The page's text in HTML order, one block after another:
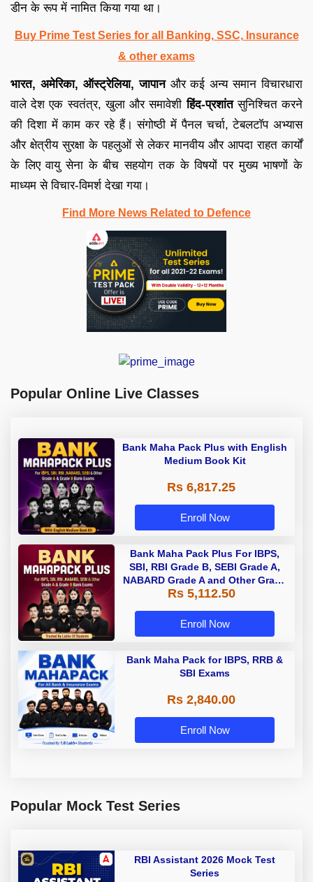
डीन के रूप में नामित किया गया था।
Buy Prime Test Series for all Banking, SSC, Insurance
& other exams
भारत, अमेरिका, ऑस्ट्रेलिया, जापानऔर कई अन्य समान विचारधारा
वाले देश एक स्वतंत्र, खुला और समावेशीहिंद-प्रशांतसुनिश्चित करने
की दिशा में काम कर रहे हैं। संगोष्ठी में पैनल चर्चा, टेबलटॉप अभ्यास
और क्षेत्रीय सुरक्षा के पहलुओं से लेकर मानवीय और आपदा राहत कार्यों
के लिए वायु सेना के बीच सहयोग तक के विषयों पर मुख्य भाषणों के
माध्यम से विचार-विमर्श देखा गया।
Find More News Related to Defence
Popular Online Live Classes
Bank Maha Pack Plus with English
Medium Book Kit
Rs 6,817.25
Enroll Now
Bank Maha Pack Plus For IBPS,
SBI, RBI Grade B, SEBI Grade A,
NABARD Grade A and Other Grade
A & Grade B Bank Exams
Rs 5,112.50
Enroll Now
Bank Maha Pack for IBPS, RRB &
SBI Exams
Rs 2,840.00
Enroll Now
Popular Mock Test Series
RBI Assistant 2026 Mock Test
Series